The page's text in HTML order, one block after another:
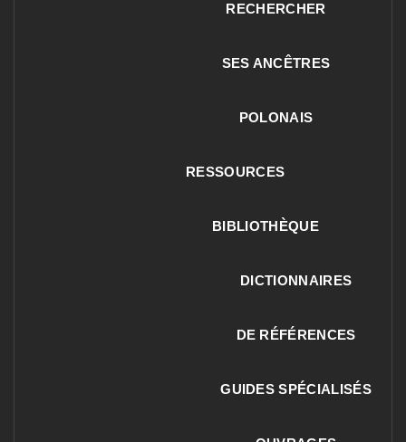
RECHERCHER
SES ANCÊTRES
POLONAIS
RESSOURCES
BIBLIOTHÈQUE
DICTIONNAIRES
DE RÉFÉRENCES
GUIDES SPÉCIALISÉS